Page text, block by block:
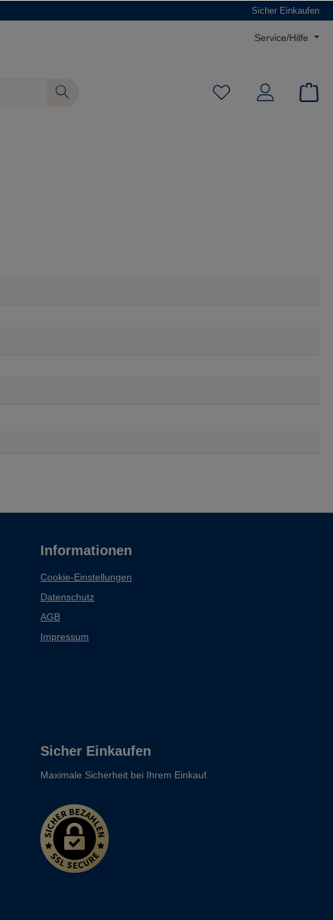
Sicher Einkaufen
Service/Hilfe
Informationen
Cookie-Einstellungen
Datenschutz
AGB
Impressum
Sicher Einkaufen
Maximale Sicherheit bei Ihrem Einkauf.